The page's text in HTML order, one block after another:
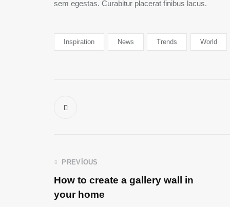
sem egestas. Curabitur placerat finibus lacus.
Inspiration News Trends World
PREVIOUS
How to create a gallery wall in
your home